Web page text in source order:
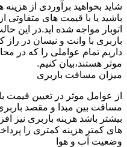
شاید بخواهید برآوردی از
باشید یا با قیمت های
اتوبار مواجه شده اید.در این
باربری با وانت و نیسان در
داریم تمام عواملی را که در
موثر هستند،بیان کنیم.
میزان مسافت باربری
از عوامل موثر در تعیین قیمت
مسافت بین مبدا و مقصد
بیشتر باشد هزینه باربری نیز
های کمتر هزینه کمتری را
وضعیت آب و هوا